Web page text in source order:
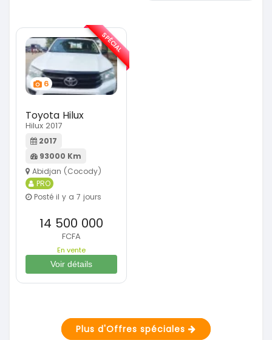
6
Toyota Hilux
Hilux 2017
2017
93000 Km
Abidjan (Cocody)
PRO
Posté il y a 7 jours
14 500 000
FCFA
En vente
Voir détails
SPÉCIAL
Plus d'Offres spéciales